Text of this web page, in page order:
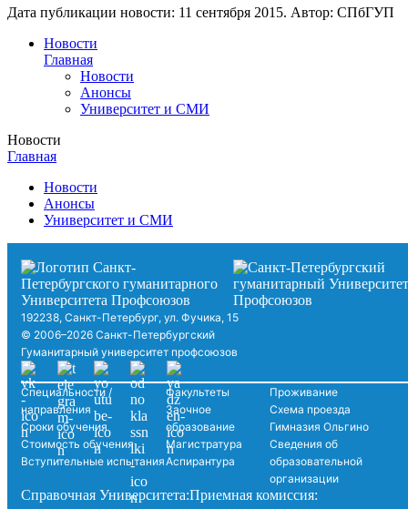
Дата публикации новости: 11 сентября 2015. Автор: СПбГУП
Новости
Главная
Новости
Анонсы
Университет и СМИ
Новости
Главная
Новости
Анонсы
Университет и СМИ
192238, Санкт-Петербург, ул. Фучика, 15
© 2006–2026 Санкт-Петербургский
Гуманитарный университет профсоюзов
Специальности /
направления
Сроки обучения
Стоимость обучения
Вступительные испытания
Факультеты
Заочное
образование
Магистратура
Аспирантура
Проживание
Схема проезда
Гимназия Ольгино
Сведения об
образовательной
организации
Справочная Университета:Приемная комиссия: